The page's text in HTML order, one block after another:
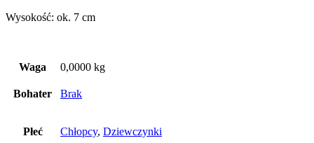
Wysokość: ok. 7 cm
Waga 0,0000 kg
Bohater Brak
Płeć Chłopcy, Dziewczynki